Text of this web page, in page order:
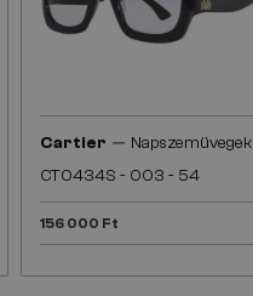
Cartier — Napszemüvegek
CT0434S - 003 - 54
156 000 Ft